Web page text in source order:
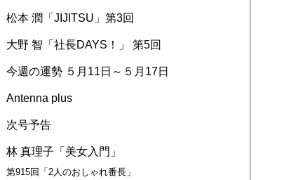
松本 潤「JIJITSU」第3回
大野 智「社長DAYS！」 第5回
今週の運勢 ５月11日～５月17日
Antenna plus
次号予告
林 真理子「美女入門」
第915回「2人のおしゃれ番長」